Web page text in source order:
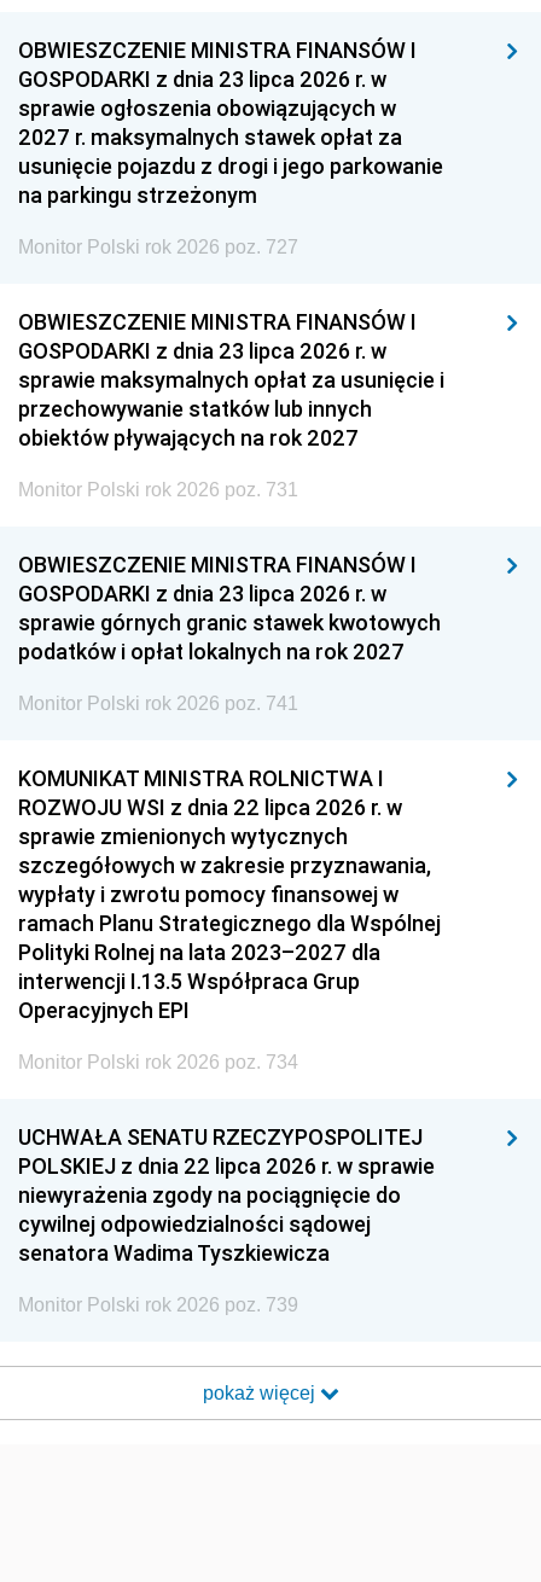
OBWIESZCZENIE MINISTRA FINANSÓW I
GOSPODARKI z dnia 23 lipca 2026 r. w
sprawie ogłoszenia obowiązujących w
2027 r. maksymalnych stawek opłat za
usunięcie pojazdu z drogi i jego parkowanie
na parkingu strzeżonym
Monitor Polski rok 2026 poz. 727
OBWIESZCZENIE MINISTRA FINANSÓW I
GOSPODARKI z dnia 23 lipca 2026 r. w
sprawie maksymalnych opłat za usunięcie i
przechowywanie statków lub innych
obiektów pływających na rok 2027
Monitor Polski rok 2026 poz. 731
OBWIESZCZENIE MINISTRA FINANSÓW I
GOSPODARKI z dnia 23 lipca 2026 r. w
sprawie górnych granic stawek kwotowych
podatków i opłat lokalnych na rok 2027
Monitor Polski rok 2026 poz. 741
KOMUNIKAT MINISTRA ROLNICTWA I
ROZWOJU WSI z dnia 22 lipca 2026 r. w
sprawie zmienionych wytycznych
szczegółowych w zakresie przyznawania,
wypłaty i zwrotu pomocy finansowej w
ramach Planu Strategicznego dla Wspólnej
Polityki Rolnej na lata 2023–2027 dla
interwencji I.13.5 Współpraca Grup
Operacyjnych EPI
Monitor Polski rok 2026 poz. 734
UCHWAŁA SENATU RZECZYPOSPOLITEJ
POLSKIEJ z dnia 22 lipca 2026 r. w sprawie
niewyrażenia zgody na pociągnięcie do
cywilnej odpowiedzialności sądowej
senatora Wadima Tyszkiewicza
Monitor Polski rok 2026 poz. 739
pokaż więcej